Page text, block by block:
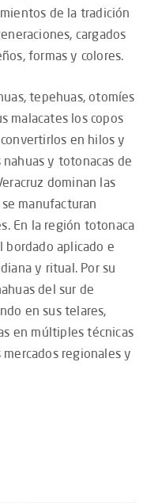
de la tradición
cargados
formas y colores.
tepehuas, otomíes
malacates los copos
en hilos y
nahuas y totonacas de
dominan las
manufacturan
En la región totonaca
bordado aplicado e
y ritual. Por su
del sur de
en sus telares,
en múltiples técnicas
regionales y